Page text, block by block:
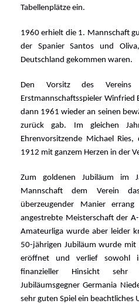
Tabellenplätze ein.
1960 erhielt die 1. Mannschaft
der Spanier Santos und
Deutschland gekommen waren.
Den Vorsitz des
Erstmannschaftsspieler
dann 1961 wieder an seinen
zurück gab. Im gleichen
Ehrenvorsitzende Michael
1912 mit ganzem Herzen in der
Zum goldenen Jubiläum im
Mannschaft dem Verein
überzeugender Manier
angestrebte Meisterschaft der
Amateurliga wurde aber leider
50-jährigen Jubiläum wurde mit
eröffnet und verlief sowohl
finanzieller Hinsicht sehr
Jubiläumsgegner Germania
sehr guten Spiel ein beachtliches